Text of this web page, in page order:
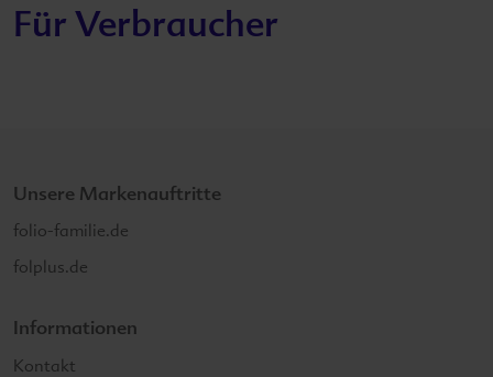
Für Verbraucher
Unsere Markenauftritte
folio-familie.de
folplus.de
Informationen
Kontakt